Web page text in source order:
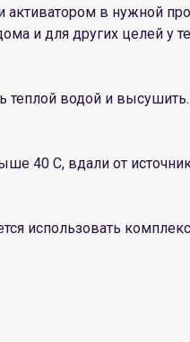
активатором в нужной
и для других целей у
теплой водой и высушить.
40 С, вдали от
использовать